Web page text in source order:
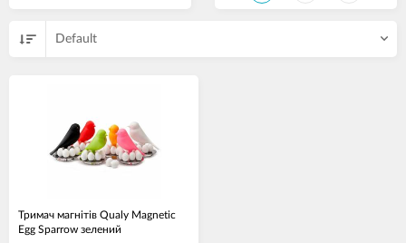
Default
Тримач магнітів Qualy Magnetic
Egg Sparrow зелений